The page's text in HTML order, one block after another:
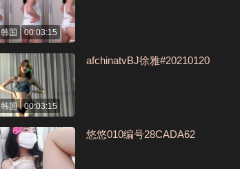
韩国 00:03:15
韩国 00:03:15
afchinatvBJ徐雅#20210120
悠悠010编号28CADA62